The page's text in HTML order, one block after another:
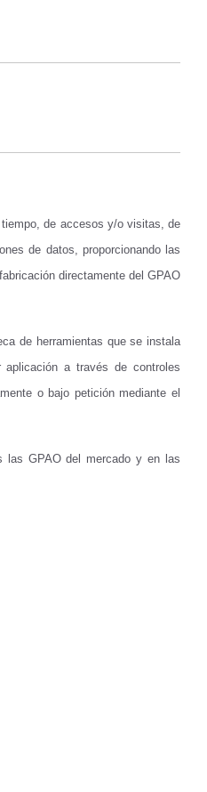
de accesos y/o visitas, de
de datos, proporcionando las
directamente del GPAO
de herramientas que se instala
a través de controles
o bajo petición mediante el
las GPAO del mercado y en las